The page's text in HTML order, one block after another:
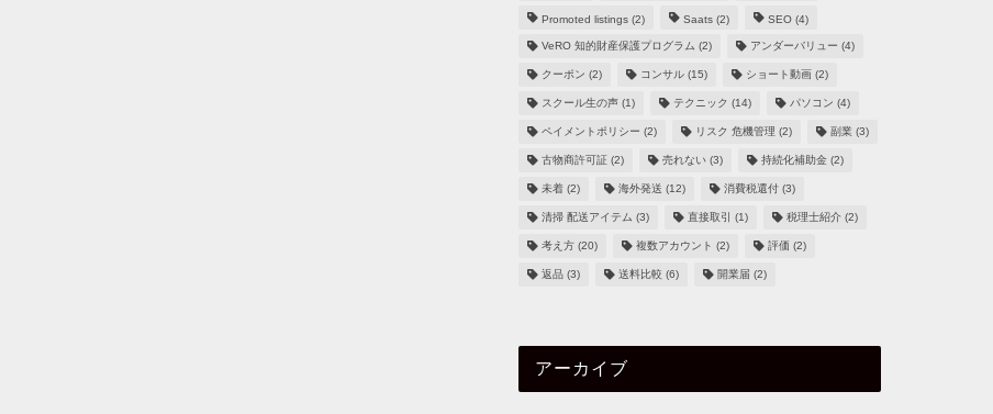
Promoted listings(2) Saats(2) SEO(4)
VeRO 知的財産保護プログラム (2) アンダーバリュー (4)
クーポン (2) コンサル(15) ショート動画(2)
スクール生の声(1) テクニック (14) パソコン (4)
ペイメントポリシー (2) リスク 危機管理 (2) 副業 (3)
古物商許可証(2) 売れない(3) 持続化補助金(2)
未着(2) 海外発送 (12) 消費税還付(3)
清掃 配送アイテム (3) 直接取引 (1) 税理士紹介(2)
考え方(20) 複数アカウント (2) 評価 (2)
返品(3) 送料比較 (6) 開業届 (2)
アーカイブ